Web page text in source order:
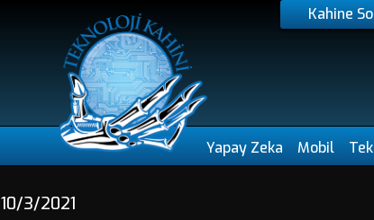
Kahine
Yapay Zeka Mobil
10/3/2021